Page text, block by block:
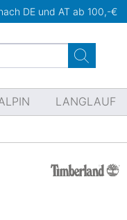
DE und AT ab 100,-€
LANGLAUF